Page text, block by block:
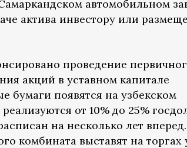
автомобильном
актива инвестору или
проведение
акций в уставном капитале
бумаги появятся на узбекском
от 10% до 25%
на несколько лет
комбината выставят на торгах